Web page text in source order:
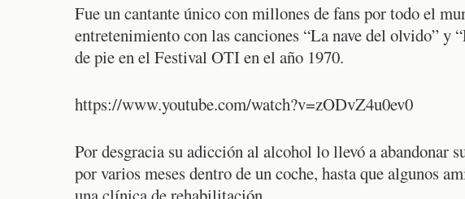
Fue un cantante único con millones de fans por todo el
entretenimiento con las canciones “La nave del olvido” y
de pie en el Festival OTI en el año 1970.
https://www.youtube.com/watch?v=zODvZ4u0ev0
Por desgracia su adicción al alcohol lo llevó a abandonar
por varios meses dentro de un coche, hasta que algunos